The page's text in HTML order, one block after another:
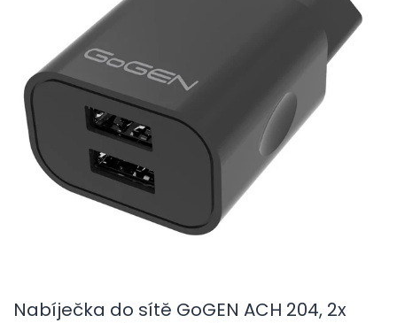
Nabíječka do sítě GoGEN ACH 204, 2x